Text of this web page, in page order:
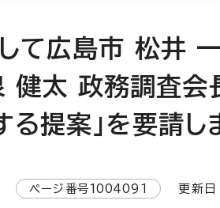
て広島市 松井
健太 政務調査会
提案」を要請し
ページ番号1004091 更新日